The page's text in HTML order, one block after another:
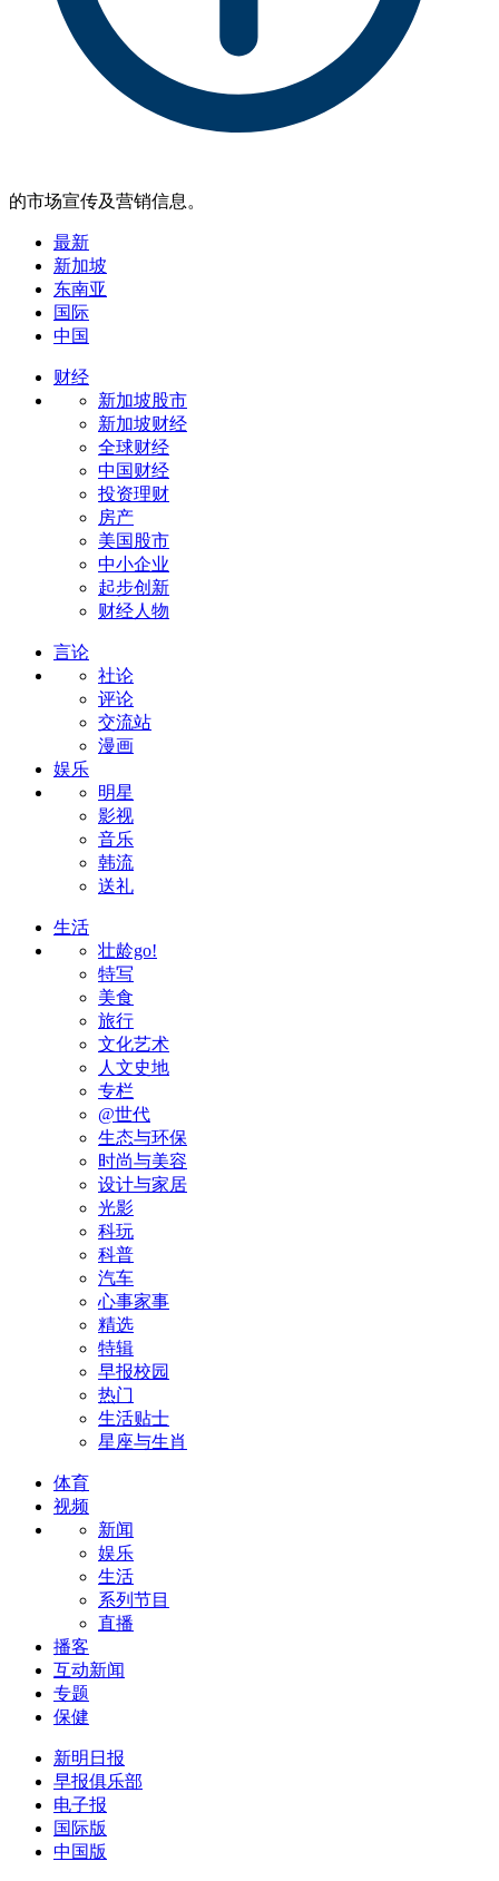
的市场宣传及营销信息。
最新
新加坡
东南亚
国际
中国
财经
新加坡股市
新加坡财经
全球财经
中国财经
投资理财
房产
美国股市
中小企业
起步创新
财经人物
言论
社论
评论
交流站
漫画
娱乐
明星
影视
音乐
韩流
送礼
生活
壮龄go!
特写
美食
旅行
文化艺术
人文史地
专栏
@世代
生态与环保
时尚与美容
设计与家居
光影
科玩
科普
汽车
心事家事
精选
特辑
早报校园
热门
生活贴士
星座与生肖
体育
视频
新闻
娱乐
生活
系列节目
直播
播客
互动新闻
专题
保健
新明日报
早报俱乐部
电子报
国际版
中国版